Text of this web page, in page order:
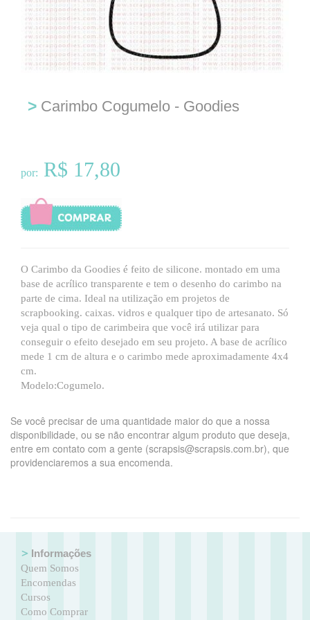
> Carimbo Cogumelo - Goodies
por: R$ 17,80
O Carimbo da Goodies é feito de silicone. montado em uma
base de acrílico transparente e tem o desenho do carimbo na
parte de cima. Ideal na utilização em projetos de
scrapbooking. caixas. vidros e qualquer tipo de artesanato. Só
veja qual o tipo de carimbeira que você irá utilizar para
conseguir o efeito desejado em seu projeto. A base de acrílico
mede 1 cm de altura e o carimbo mede aproximadamente 4x4
cm.
Modelo:Cogumelo.
Se você precisar de uma quantidade maior do que a nossa
disponibilidade, ou se não encontrar algum produto que deseja,
entre em contato com a gente (scrapsis@scrapsis.com.br), que
providenciaremos a sua encomenda.
Informações
Quem Somos
Encomendas
Cursos
Como Comprar